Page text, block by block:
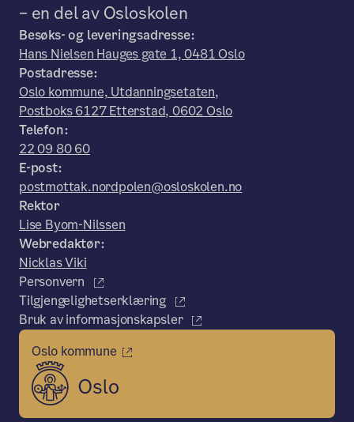
– en del av Osloskolen
Besøks- og leveringsadresse:
Hans Nielsen Hauges gate 1, 0481 Oslo
Postadresse:
Oslo kommune, Utdanningsetaten,
Postboks 6127 Etterstad, 0602 Oslo
Telefon:
22 09 80 60
E-post:
postmottak.nordpolen@osloskolen.no
Rektor
Lise Byom-Nilssen
Webredaktør:
Nicklas Viki
Personvern
Tilgjengelighetserklæring
Bruk av informasjonskapsler
Oslo kommune